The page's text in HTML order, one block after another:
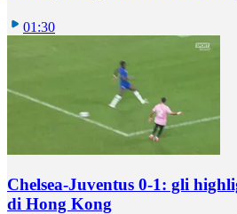
01:30
Chelsea-Juventus 0-1: gli
di Hong Kong